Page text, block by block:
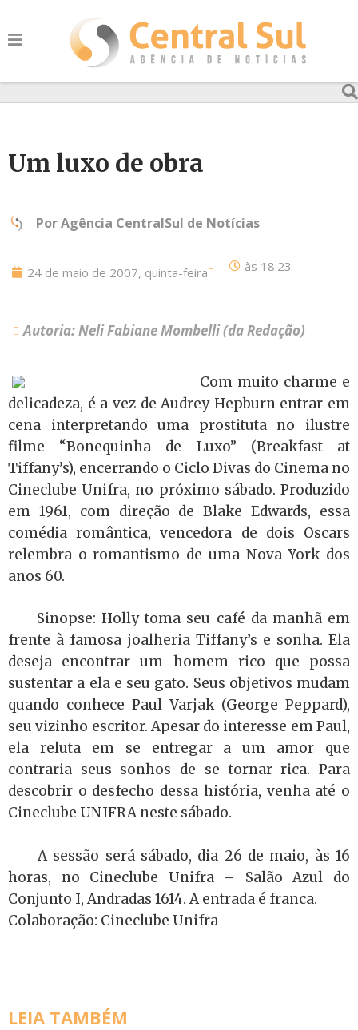
Um luxo de obra
PorAgência CentralSul de Notícias
24 de maio de 2007, quinta-feira às 18:23
Autoria: Neli Fabiane Mombelli (da Redação)
Com muito charme e
delicadeza, é a vez de Audrey Hepburn entrar em
cena interpretando uma prostituta no ilustre
filme “Bonequinha de Luxo” (Breakfast at
Tiffany’s), encerrando o Ciclo Divas do Cinema no
Cineclube Unifra, no próximo sábado. Produzido
em 1961, com direção de Blake Edwards, essa
comédia romântica, vencedora de dois Oscars
relembra o romantismo de uma Nova York dos
anos 60.
Sinopse: Holly toma seu café da manhã em
frente à famosa joalheria Tiffany’s e sonha. Ela
deseja encontrar um homem rico que possa
sustentar a ela e seu gato. Seus objetivos mudam
quando conhece Paul Varjak (George Peppard),
seu vizinho escritor. Apesar do interesse em Paul,
ela reluta em se entregar a um amor que
contraria seus sonhos de se tornar rica. Para
descobrir o desfecho dessa história, venha até o
Cineclube UNIFRA neste sábado.
A sessão será sábado, dia 26 de maio, às 16
horas, no Cineclube Unifra – Salão Azul do
Conjunto I, Andradas 1614. A entrada é franca.
Colaboração: Cineclube Unifra
LEIA TAMBÉM